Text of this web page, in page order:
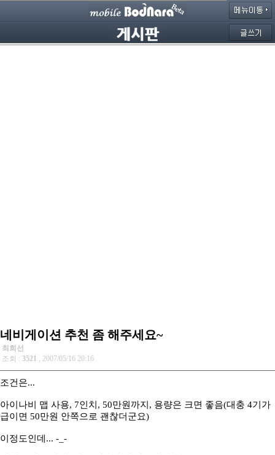
네비게이션 추천 좀 해주세요~
최희선
조회 : 3521 , 2007/05/16 20:16
조건은...
아이나비 맵 사용, 7인치, 50만원까지, 용량은 크면 좋음(대충 4기가
급이면 50만원 안쪽으로 괜찮더군요)
이정도인데... -_-